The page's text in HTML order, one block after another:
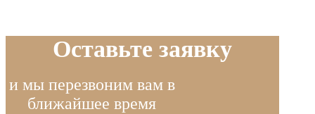
Оставьте заявку
и мы перезвоним вам в
ближайшее время